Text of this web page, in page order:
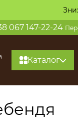
067 147-22-24
Каталог